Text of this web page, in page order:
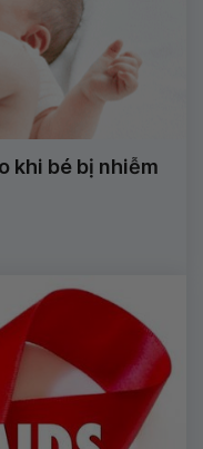
khi bé bị nhiễm